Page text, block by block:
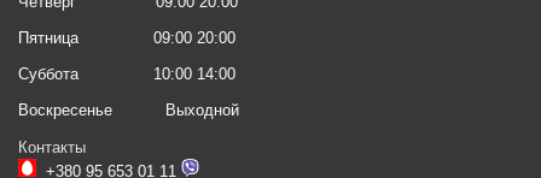
Пятница
09:00 20:00
Суббота
10:00 14:00
Воскресенье
Выходной
Контакты
+380 95 653 01 11